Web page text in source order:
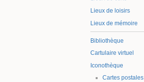
Lieux de loisirs
Lieux de mémoire
Bibliothèque
Cartulaire virtuel
Iconothèque
Cartes postales